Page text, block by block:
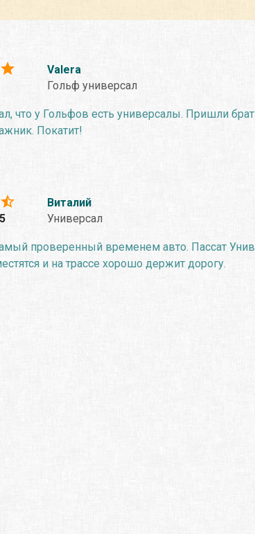
Valera
Гольф универсал
что у Гольфов есть универсалы. Пришли
Покатит!
5
Виталий
Универсал
проверенный временем авто. Пассат
и на трассе хорошо держит дорогу.